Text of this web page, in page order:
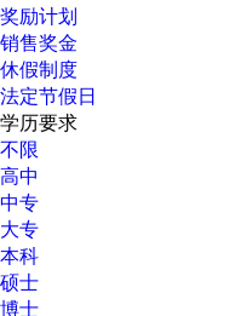
奖励计划
销售奖金
休假制度
法定节假日
学历要求
不限
高中
中专
大专
本科
硕士
博士